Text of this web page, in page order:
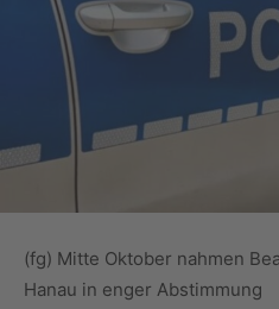
(fg) Mitte Oktober nahmen
Hanau in enger Abstimmung